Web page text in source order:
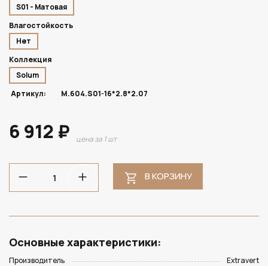
S01 - Матовая
Влагостойкость
Нет
Коллекция
Solum
Артикул:
M.604.S01-16*2.8*2.07
6 912 ₽ цена за 1 шт
В КОРЗИНУ
Основные характеристики:
Производитель
Extravert